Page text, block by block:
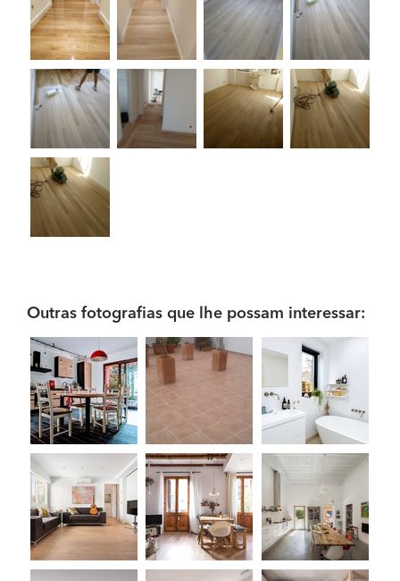
Outras fotografias que lhe possam interessar: